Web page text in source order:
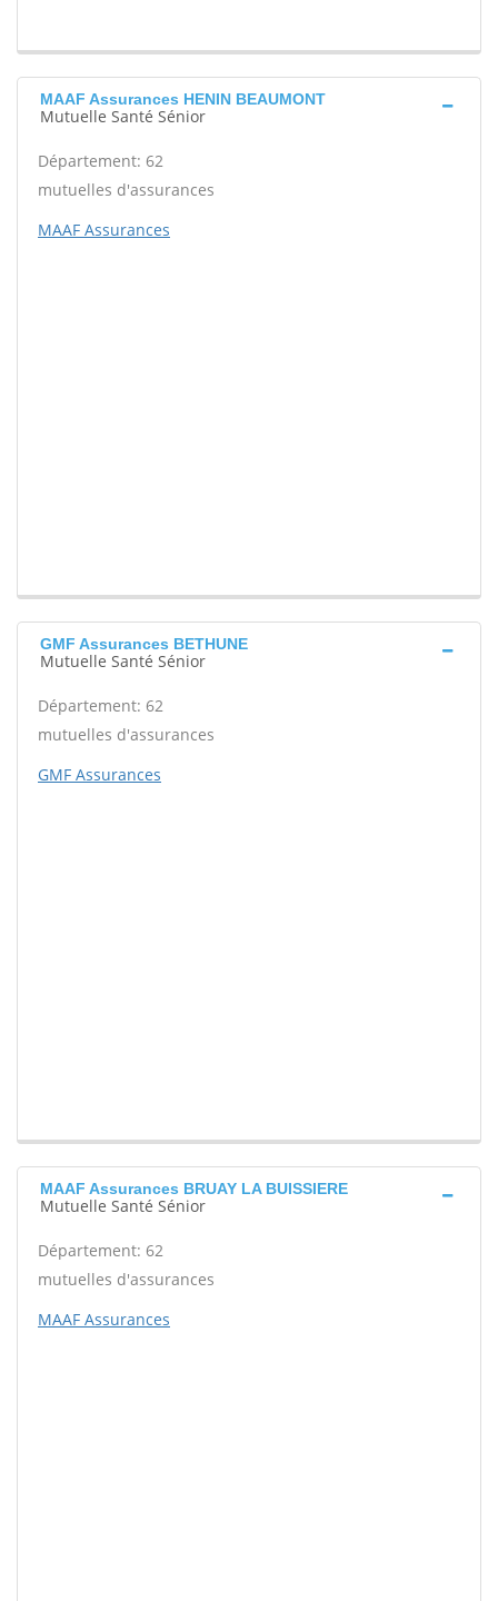
MAAF Assurances HENIN BEAUMONT
Mutuelle Santé Sénior
Département: 62
mutuelles d'assurances
MAAF Assurances
GMF Assurances BETHUNE
Mutuelle Santé Sénior
Département: 62
mutuelles d'assurances
GMF Assurances
MAAF Assurances BRUAY LA BUISSIERE
Mutuelle Santé Sénior
Département: 62
mutuelles d'assurances
MAAF Assurances